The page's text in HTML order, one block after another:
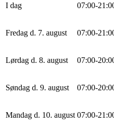
I dag 07:00-21 :0
Fredag d. 7. august 07:00-21 :0
Lørdag d. 8. august 07:00-20:0
Søndag d. 9. august 07:00-20:0
Mandag d. 10. august 07:00-21 :0